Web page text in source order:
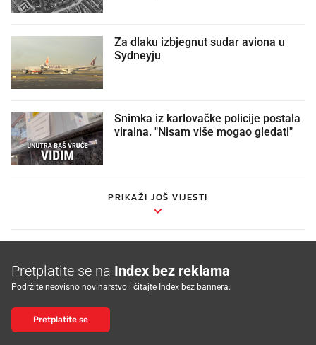
Za dlaku izbjegnut sudar aviona u
Sydneyju
Snimka iz karlovačke policije postala
viralna. "Nisam više mogao gledati"
PRIKAŽI JOŠ VIJESTI
Pretplatite se na Index bez reklama
Podržite neovisno novinarstvo i čitajte Index bez bannera.
Pretplatite se